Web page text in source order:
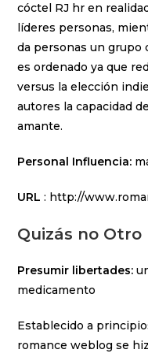
cóctel RJ hr en
líderes personas,
da personas un grupo
es ordenado ya que
versus la elección
autores la capacidad
amante.
Personal Influencia:
URL: http://
Quizás no
Presumir libertades:
medicamento
Establecido a
romance weblog se